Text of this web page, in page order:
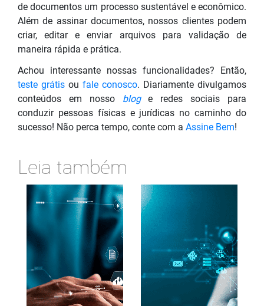
de documentos um processo sustentável e econômico.
Além de assinar documentos, nossos clientes podem
criar, editar e enviar arquivos para validação de
maneira rápida e prática.
Achou interessante nossas funcionalidades? Então,
teste grátis ou fale conosco. Diariamente divulgamos
conteúdos em nosso bloge redes sociais para
conduzir pessoas físicas e jurídicas no caminho do
sucesso! Não perca tempo, conte com a Assine Bem!
Leia também